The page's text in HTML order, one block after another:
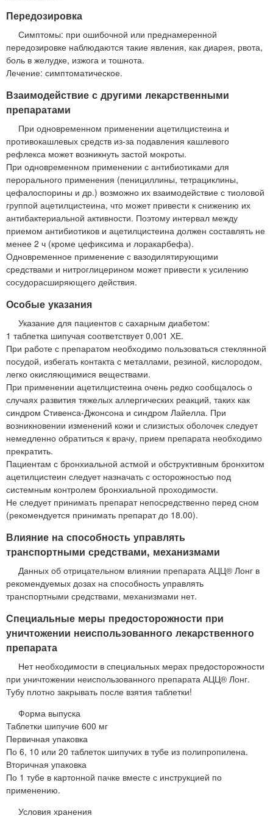
Передозировка
Симптомы: при ошибочной или преднамеренной
передозировке наблюдаются такие явления, как диарея, рвота,
боль в желудке, изжога и тошнота.
Лечение: симптоматическое.
Взаимодействие с другими лекарственными
препаратами
При одновременном применении ацетилцистеина и
противокашлевых средств из-за подавления кашлевого
рефлекса может возникнуть застой мокроты.
При одновременном применении с антибиотиками для
перорального применения (пенициллины, тетрациклины,
цефалоспорины и др.) возможно их взаимодействие с тиоловой
группой ацетилцистеина, что может привести к снижению их
антибактериальной активности. Поэтому интервал между
приемом антибиотиков и ацетилцистеина должен составлять не
менее 2 ч (кроме цефиксима и лоракарбефа).
Одновременное применение с вазодилятирующими
средствами и нитроглицерином может привести к усилению
сосудорасширяющего действия.
Особые указания
Указание для пациентов с сахарным диабетом:
1 таблетка шипучая соответствует 0,001 ХЕ.
При работе с препаратом необходимо пользоваться стеклянной
посудой, избегать контакта с металлами, резиной, кислородом,
легко окисляющимися веществами.
При применении ацетилцистеина очень редко сообщалось о
случаях развития тяжелых аллергических реакций, таких как
синдром Стивенса-Джонсона и синдром Лайелла. При
возникновении изменений кожи и слизистых оболочек следует
немедленно обратиться к врачу, прием препарата необходимо
прекратить.
Пациентам с бронхиальной астмой и обструктивным бронхитом
ацетилцистеин следует назначать с осторожностью под
системным контролем бронхиальной проходимости.
Не следует принимать препарат непосредственно перед сном
(рекомендуется принимать препарат до 18.00).
Влияние на способность управлять
транспортными средствами, механизмами
Данных об отрицательном влиянии препарата АЦЦ® Лонг в
рекомендуемых дозах на способность управлять
транспортными средствами, механизмами нет.
Специальные меры предосторожности при
уничтожении неиспользованного лекарственного
препарата
Нет необходимости в специальных мерах предосторожности
при уничтожении неиспользованного препарата АЦЦ® Лонг.
Тубу плотно закрывать после взятия таблетки!
Форма выпуска
Таблетки шипучие 600 мг
Первичная упаковка
По 6, 10 или 20 таблеток шипучих в тубе из полипропилена.
Вторичная упаковка
По 1 тубе в картонной пачке вместе с инструкцией по
применению.
Условия хранения